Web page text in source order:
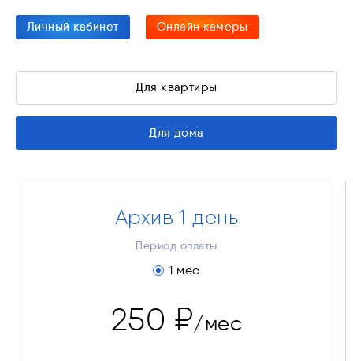
Личный кабинет Онлайн камеры
Для квартиры
Для дома
Архив 1 день
Период оплаты
1 мес
250 ₽/мес
Видеонаблюдение «Архив 1 день»